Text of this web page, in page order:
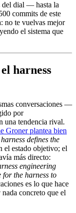
del dial — hasta la
commits de este
no te vuelvas mejor
el sistema que
harness
conversaciones —
por
una tendencia rival.
Groner plantea bien
defines the
el estado objetivo; el
más directo:
engineering
the harness to
es lo que hace
concreto que el